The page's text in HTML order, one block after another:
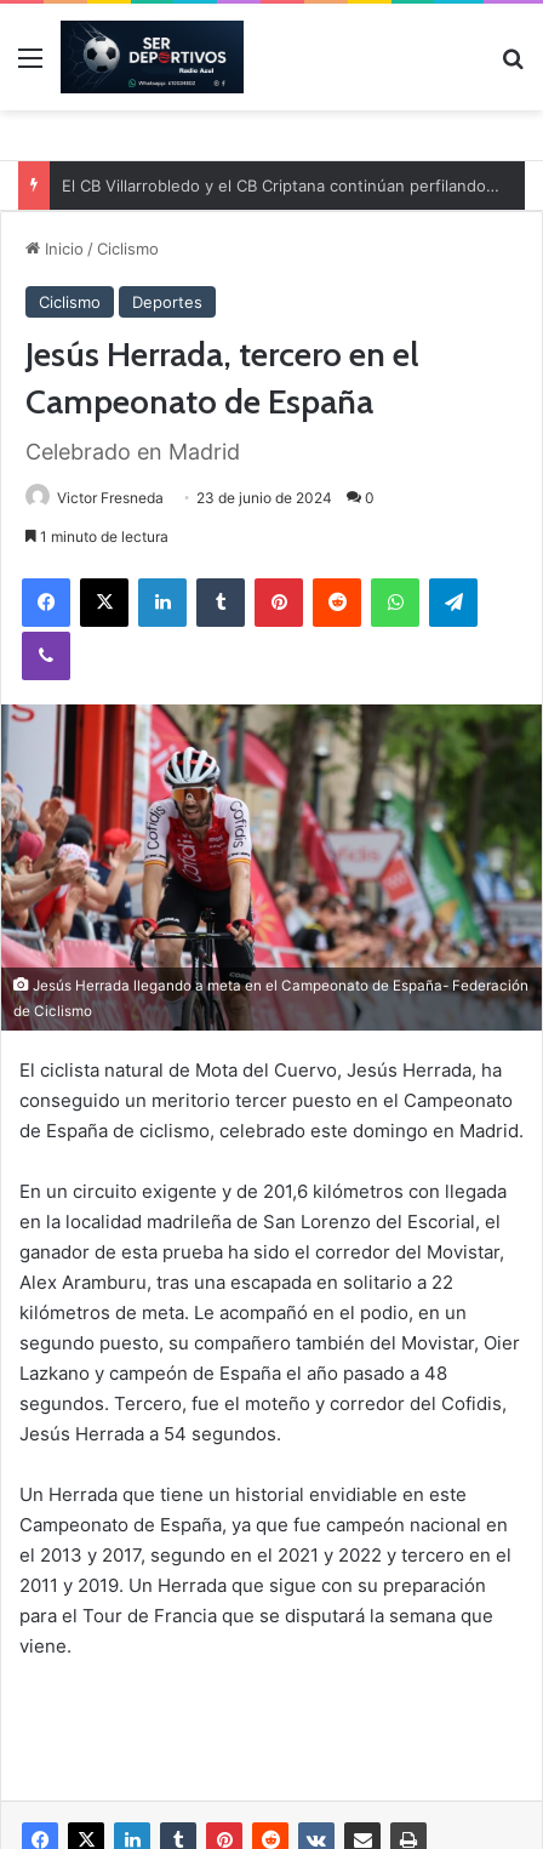
Menú
El CB Villarrobledo y el CB Criptana continúan perfilando sus plantillas
Inicio /Ciclismo
Ciclismo Deportes
Jesús Herrada, tercero en el
Campeonato de España
Celebrado en Madrid
Victor Fresneda 23 de junio de 2024 0
1 minuto de lectura
Jesús Herrada llegando a meta en el Campeonato de España- Federación
de Ciclismo
El ciclista natural de Mota del Cuervo, Jesús Herrada, ha
conseguido un meritorio tercer puesto en el Campeonato
de España de ciclismo, celebrado este domingo en Madrid.
En un circuito exigente y de 201,6 kilómetros con llegada
en la localidad madrileña de San Lorenzo del Escorial, el
ganador de esta prueba ha sido el corredor del Movistar,
Alex Aramburu, tras una escapada en solitario a 22
kilómetros de meta. Le acompañó en el podio, en un
segundo puesto, su compañero también del Movistar, Oier
Lazkano y campeón de España el año pasado a 48
segundos. Tercero, fue el moteño y corredor del Cofidis,
Jesús Herrada a 54 segundos.
Un Herrada que tiene un historial envidiable en este
Campeonato de España, ya que fue campeón nacional en
el 2013 y 2017, segundo en el 2021 y 2022 y tercero en el
2011 y 2019. Un Herrada que sigue con su preparación
para el Tour de Francia que se disputará la semana que
viene.